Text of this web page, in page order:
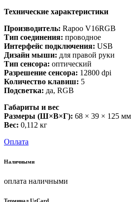
Технические характеристики
Производитель: Rapoo V16RGB
Тип соединения: проводное
Интерфейс подключения: USB
Дизайн мыши: для правой руки
Тип сенсора: оптический
Разрешение сенсора: 12800 dpi
Количество клавиш: 5
Подсветка: да, RGB
Габариты и вес
Размеры (Ш×В×Г): 68 × 39 × 125 мм
Вес: 0,112 кг
Оплата
Наличными
оплата наличными
Терминал UzCard